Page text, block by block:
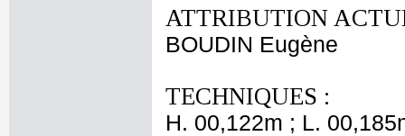
ATTRIBUTION
BOUDIN Eugène
TECHNIQUES :
H. 00,122m ; L.